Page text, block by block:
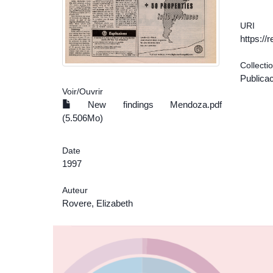
Voir/Ouvrir
New findings Mendoza.pdf
(5.506Mo)
Date
1997
Auteur
Rovere, Elizabeth
URI
https://